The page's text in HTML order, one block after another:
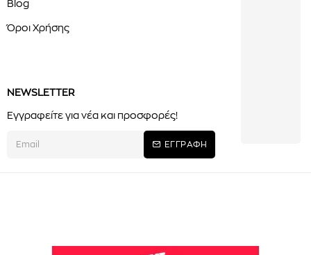
Blog
Όροι Χρήσης
NEWSLETTER
Εγγραφείτε για νέα και προσφορές!
ΕΓΓΡΑΦΗ